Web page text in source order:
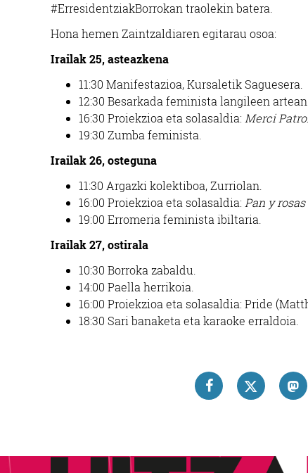
#ErresidentziakBorrokan traolekin batera.
Hona hemen Zaintzaldiaren egitarau osoa:
Irailak 25, asteazkena
11:30 Manifestazioa, Kursaletik Saguesera.
12:30 Besarkada feminista langileen artean.
16:30 Proiekzioa eta solasaldia: Merci
19:30 Zumba feminista.
Irailak 26, osteguna
11:30 Argazki kolektiboa, Zurriolan.
16:00 Proiekzioa eta solasaldia: Pan y rosas
19:00 Erromeria feminista ibiltaria.
Irailak 27, ostirala
10:30 Borroka zabaldu.
14:00 Paella herrikoia.
16:00 Proiekzioa eta solasaldia: Pride
18:30 Sari banaketa eta karaoke erraldoia.